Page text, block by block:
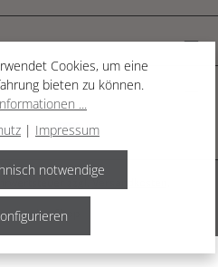
Garden Shop
Versandkosten
Cookies, um eine
bieten zu können.
...
| Impressum
notwendige